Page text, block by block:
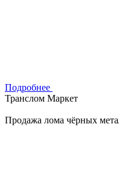
Подробнее
Транслом Маркет
Продажа лома чёрных